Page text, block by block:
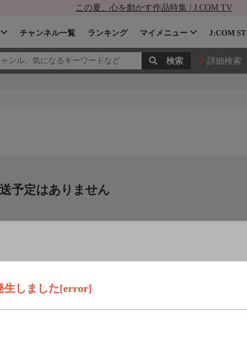
この夏、心を動かす作品特集 | J:COM TV
チャンネル一覧 ランキング マイメニュー J:COM
詳細検索
生しました[error]
予定はありません